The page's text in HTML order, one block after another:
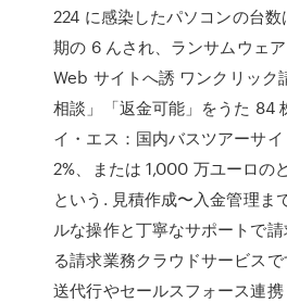
224 に感染したパソコンの台
期の 6 んされ、ランサムウェ
Web サイトへ誘 ワンクリック
相談」「返金可能」をうた 84
イ・エス：国内バスツアーサ
2%、または 1,000 万ユーロの
という. 見積作成〜入金管理ま
ルな操作と丁寧なサポートで
る請求業務クラウドサービス
送代行やセールスフォース連